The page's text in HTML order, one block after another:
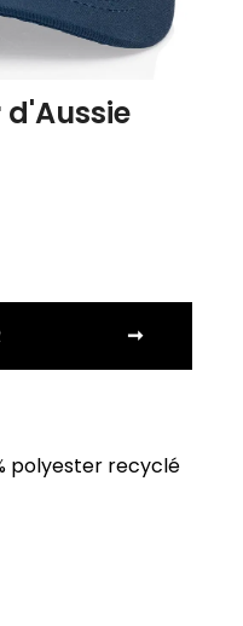
➞
polyester recyclé